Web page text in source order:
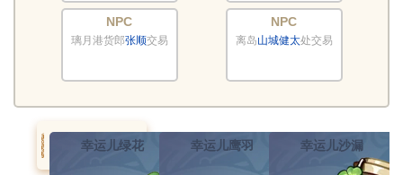
NPC
璃月港货郎张顺交易
NPC
离岛山城健太处交易
幸运儿绿花 幸运儿鹰羽 幸运儿沙漏